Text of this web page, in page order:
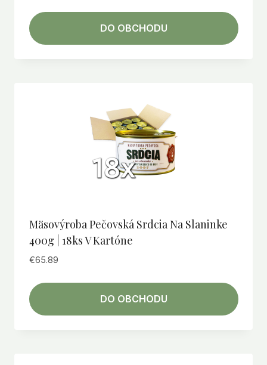
DO OBCHODU
Mäsovýroba Pečovská Srdcia Na Slaninke
400g | 18ks V Kartóne
€65.89
DO OBCHODU